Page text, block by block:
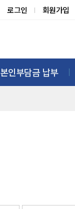
로그인 회원가입
본인부담금 납부